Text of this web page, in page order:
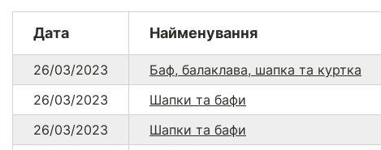
Дата Найменування
26/03/2023 Баф, балаклава, шапка та куртка
26/03/2023
Шапки та бафи
26/03/2023
Шапки та бафи